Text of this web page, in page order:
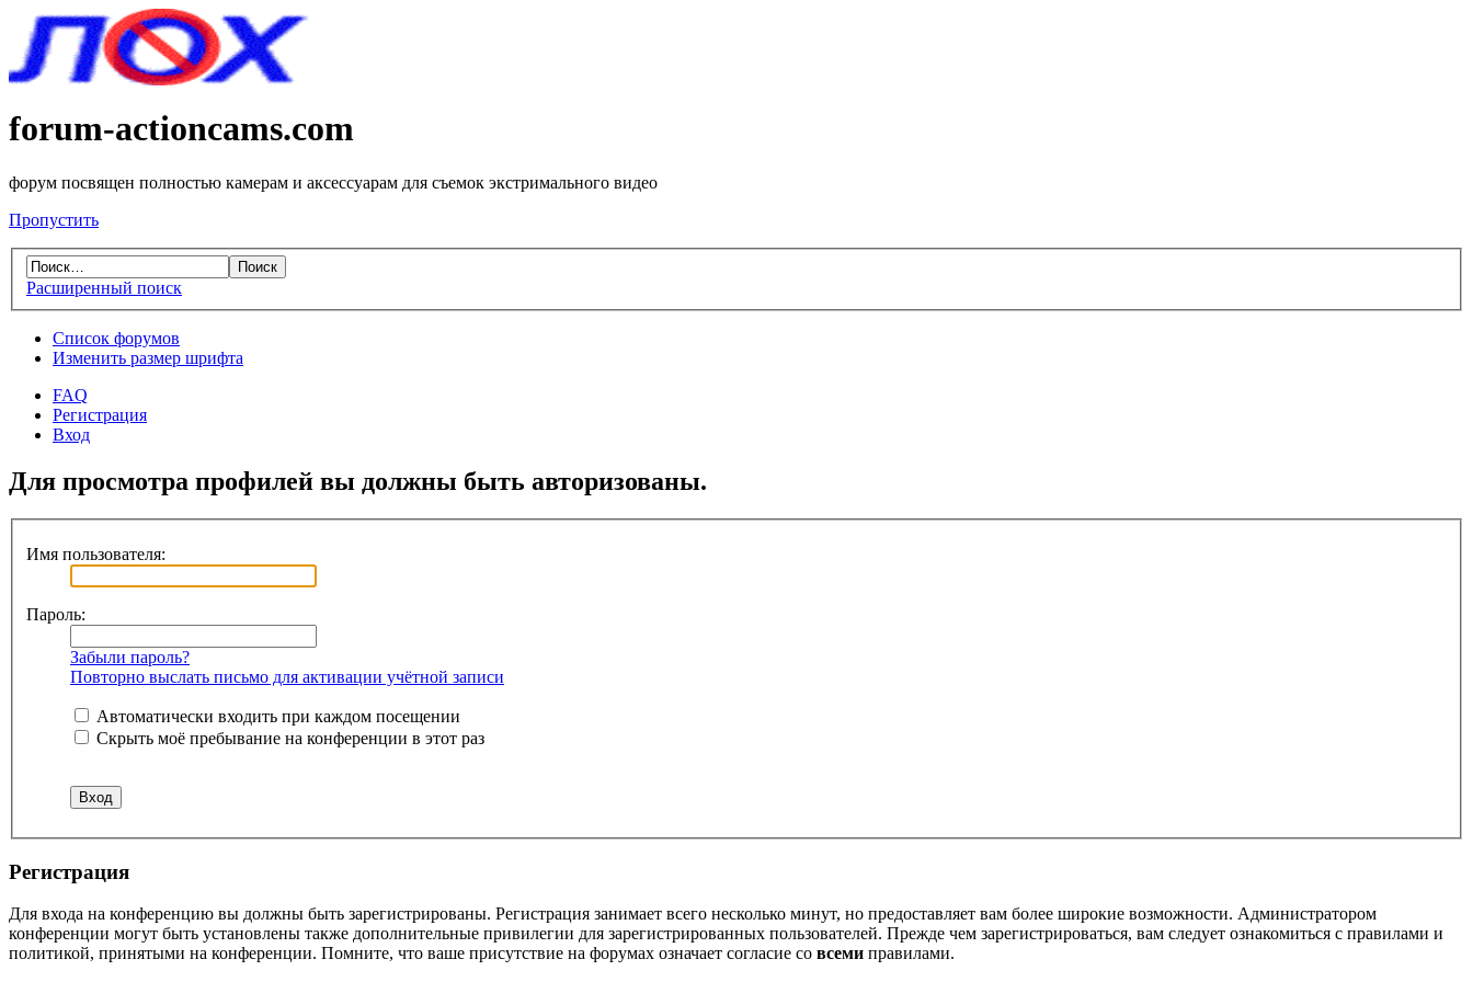
forum-actioncams.com
форум посвящен полностью камерам и аксессуарам для съемок экстримального видео
Пропустить
Расширенный поиск
Список форумов
Изменить размер шрифта
FAQ
Регистрация
Вход
Для просмотра профилей вы должны быть авторизованы.
Имя пользователя:
Пароль:
Забыли пароль?
Повторно выслать письмо для активации учётной записи
Автоматически входить при каждом посещении
Скрыть моё пребывание на конференции в этот раз
Регистрация
Для входа на конференцию вы должны быть зарегистрированы. Регистрация занимает всего несколько минут, но предоставляет вам более широкие возможности. Администратором
конференции могут быть установлены также дополнительные привилегии для зарегистрированных пользователей. Прежде чем зарегистрироваться, вам следует ознакомиться с правилами и
политикой, принятыми на конференции. Помните, что ваше присутствие на форумах означает согласие со всеми правилами.